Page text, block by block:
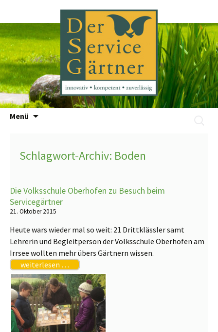
Menü
Zum
Schlagwort-Archiv: Boden
Die Volksschule Oberhofen zu Besuch beim
Servicegärtner
21. Oktober 2015
Heute wars wieder mal so weit: 21 Drittklässler samt
Lehrerin und Begleitperson der Volksschule Oberhofen am
Irrsee wollten mehr übers Gärtnern wissen.
weiterlesen …